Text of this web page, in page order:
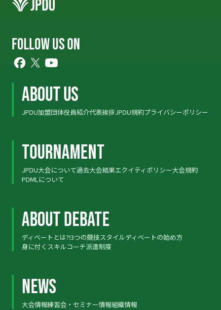
FOLLOW US ON
ABOUT US
ABOUT US
JPDU加盟団体役員紹介代表挨拶JPDU規約プライバシーポリシー
TOURNAMENT
TOURNAMENT
JPDU大会について過去大会結果エクイティポリシー大会規約
PDMLについて
ABOUT DEBATE
ABOUT DEBATE
ディベートとは?!3つの競技スタイルディベートの始め方
身に付くスキルコーチ派遣制度
NEWS
大会情報練習会・セミナー情報組織情報